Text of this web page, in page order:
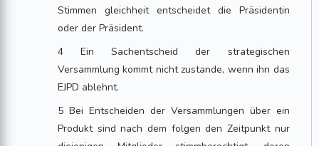
Stimmen gleichheit entscheidet die Präsidentin
oder der Präsident.
4 Ein Sachentscheid der strategischen
Versammlung kommt nicht zustande, wenn ihn das
EJPD ablehnt.
5 Bei Entscheiden der Versammlungen über ein
Produkt sind nach dem folgen den Zeitpunkt nur